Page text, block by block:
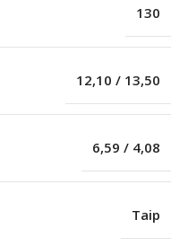
130
12,10 / 13,50
6,59 / 4,08
Taip